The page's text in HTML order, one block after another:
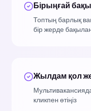
Бірыңғай
Топтың барлық
бір жерде
Жылдам қол
кликпен өтіңіз